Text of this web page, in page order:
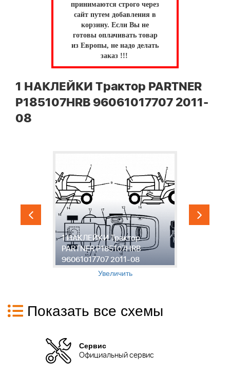
принимаются строго через
сайт путем добавления в
корзину. Если Вы не
готовы оплачивать товар
из Европы, не надо делать
заказ !!!
1 НАКЛЕЙКИ Трактор PARTNER
P185107HRB 96061017707 2011-
08
1 НАКЛЕЙКИ Трактор
PARTNER P185107HRB
96061017707 2011-08
Увеличить
Показать все схемы
Сервис
Официальный сервис